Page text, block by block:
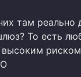
там
То есть
высоким